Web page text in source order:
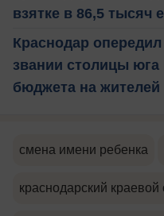
взятке в 86,5 тысяч
Краснодар
звании столицы юга
бюджета на жителей
смена имени ребенка
краснодарский краевой